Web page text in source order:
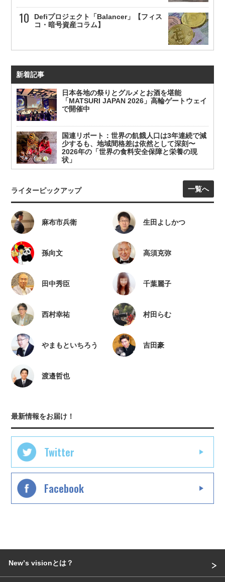
Defiプロジェクト「Balancer」【フィス
コ・暗号資産コラム】
新着記事
日本各地の祭りとグルメとお酒を堪能
「MATSURI JAPAN 2026」高輪ゲートウェイ
で開催中
国連リポート：世界の飢餓人口は3年連続で減
少するも、地域間格差は依然として深刻〜
2026年の「世界の食料安全保障と栄養の現
状」
ライターピックアップ 一覧へ
麻布市兵衛 生田よしかつ
孫向文 高須克弥
田中秀臣 千葉麗子
西村幸祐 村田らむ
やまもといちろう 吉田豪
渡邉哲也
最新情報をお届け！
Twitter
Facebook
Newʼs visionとは？